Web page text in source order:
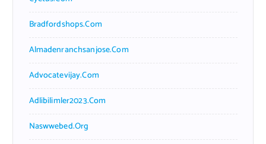
Bradfordshops.com
Almadenranchsanjose.com
Advocatevijay.com
Adlibilimler2023.com
Naswwebed.org